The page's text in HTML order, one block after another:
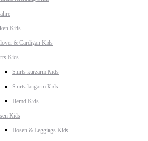
Kids
& Cardigan Kids
Kids
Shirts kurzarm Kids
Shirts langarm Kids
Hemd Kids
Kids
Hosen & Leggings Kids